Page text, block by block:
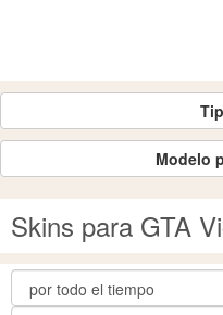
Modelo
Skins para GTA